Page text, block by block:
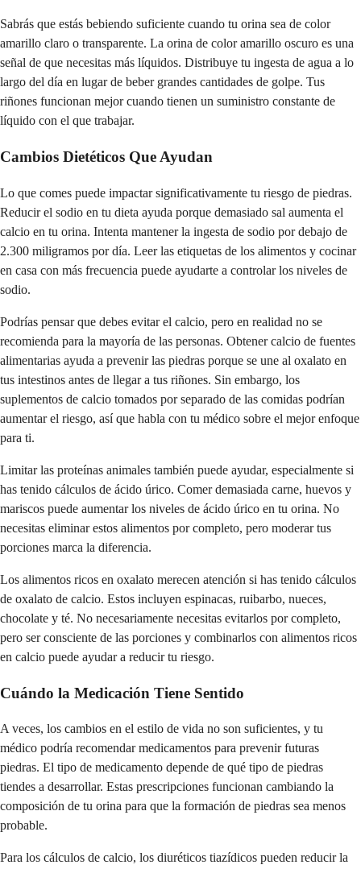
Sabrás que estás bebiendo suficiente cuando tu orina sea de color
amarillo claro o transparente. La orina de color amarillo oscuro es una
señal de que necesitas más líquidos. Distribuye tu ingesta de agua a lo
largo del día en lugar de beber grandes cantidades de golpe. Tus
riñones funcionan mejor cuando tienen un suministro constante de
líquido con el que trabajar.
Cambios Dietéticos Que Ayudan
Lo que comes puede impactar significativamente tu riesgo de piedras.
Reducir el sodio en tu dieta ayuda porque demasiado sal aumenta el
calcio en tu orina. Intenta mantener la ingesta de sodio por debajo de
2.300 miligramos por día. Leer las etiquetas de los alimentos y cocinar
en casa con más frecuencia puede ayudarte a controlar los niveles de
sodio.
Podrías pensar que debes evitar el calcio, pero en realidad no se
recomienda para la mayoría de las personas. Obtener calcio de fuentes
alimentarias ayuda a prevenir las piedras porque se une al oxalato en
tus intestinos antes de llegar a tus riñones. Sin embargo, los
suplementos de calcio tomados por separado de las comidas podrían
aumentar el riesgo, así que habla con tu médico sobre el mejor enfoque
para ti.
Limitar las proteínas animales también puede ayudar, especialmente si
has tenido cálculos de ácido úrico. Comer demasiada carne, huevos y
mariscos puede aumentar los niveles de ácido úrico en tu orina. No
necesitas eliminar estos alimentos por completo, pero moderar tus
porciones marca la diferencia.
Los alimentos ricos en oxalato merecen atención si has tenido cálculos
de oxalato de calcio. Estos incluyen espinacas, ruibarbo, nueces,
chocolate y té. No necesariamente necesitas evitarlos por completo,
pero ser consciente de las porciones y combinarlos con alimentos ricos
en calcio puede ayudar a reducir tu riesgo.
Cuándo la Medicación Tiene Sentido
A veces, los cambios en el estilo de vida no son suficientes, y tu
médico podría recomendar medicamentos para prevenir futuras
piedras. El tipo de medicamento depende de qué tipo de piedras
tiendes a desarrollar. Estas prescripciones funcionan cambiando la
composición de tu orina para que la formación de piedras sea menos
probable.
Para los cálculos de calcio, los diuréticos tiazídicos pueden reducir la